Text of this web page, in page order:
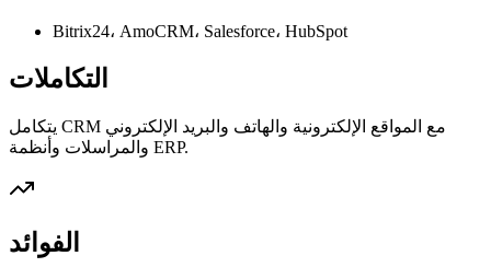
Bitrix24، AmoCRM، Salesforce، HubSpot
التكاملات
يتكامل CRM مع المواقع الإلكترونية والهاتف والبريد الإلكتروني
والمراسلات وأنظمة ERP.
الفوائد